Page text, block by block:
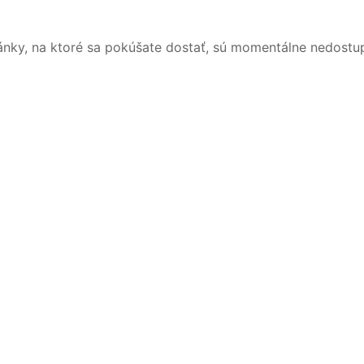
na ktoré sa pokúšate dostať, sú momentálne